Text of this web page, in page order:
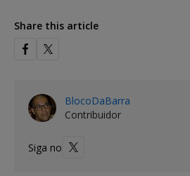
Share this article
BlocoDaBarra
Contribuidor
Siga no